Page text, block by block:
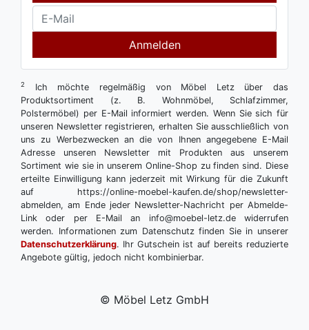
Anmelden
2
Ich möchte regelmäßig von Möbel Letz über das
Produktsortiment (z. B. Wohnmöbel, Schlafzimmer,
Polstermöbel) per E-Mail informiert werden. Wenn Sie sich für
unseren Newsletter registrieren, erhalten Sie ausschließlich von
uns zu Werbezwecken an die von Ihnen angegebene E-Mail
Adresse unseren Newsletter mit Produkten aus unserem
Sortiment wie sie in unserem Online-Shop zu finden sind. Diese
erteilte Einwilligung kann jederzeit mit Wirkung für die Zukunft
auf https://online-moebel-kaufen.de/shop/newsletter-
abmelden, am Ende jeder Newsletter-Nachricht per Abmelde-
Link oder per E-Mail an info@moebel-letz.de widerrufen
werden. Informationen zum Datenschutz finden Sie in unserer
Datenschutzerklärung. Ihr Gutschein ist auf bereits reduzierte
Angebote gültig, jedoch nicht kombinierbar.
© Möbel Letz GmbH